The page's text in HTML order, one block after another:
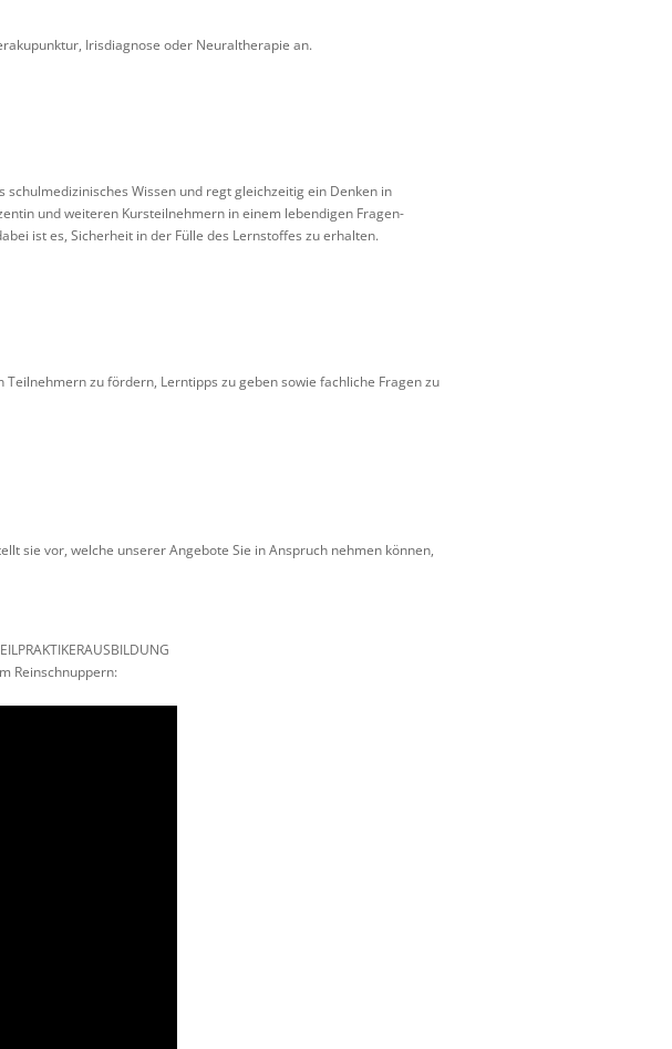
Irisdiagnose oder Neuraltherapie an.
Wissen und regt gleichzeitig ein Denken in
und weiteren Kursteilnehmern in einem lebendigen Fragen-
ist es, Sicherheit in der Fülle des Lernstoffes zu erhalten.
zu fördern, Lerntipps zu geben sowie fachliche Fragen zu
sie vor, welche unserer Angebote Sie in Anspruch nehmen können,
Reinschnuppern: